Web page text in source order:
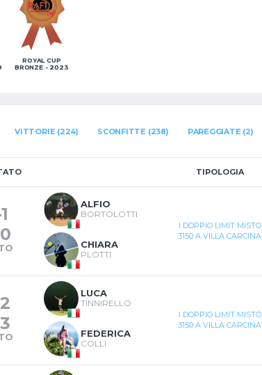
ROYAL CUP
BRONZE - 2023
VITTORIE (224) SCONFITTE (238) PAREGGIATE (2)
TIPOLOGIA
1
0
ALFIO
BORTOLOTTI
CHIARA
PLOTTI
I DOPPIO LIMIT MISTO
3150 A VILLA CARCINA
2
3
LUCA
TINNIRELLO
FEDERICA
COLLI
I DOPPIO LIMIT MISTO
3150 A VILLA CARCINA